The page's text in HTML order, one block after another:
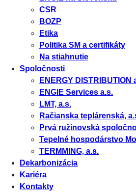
CSR
BOZP
Etika
Politika SM a certifikáty
Na stiahnutie
Spoločnosti
ENERGY DISTRIBUTION
ENGIE Services a.s.
LMT, a.s.
Račianska teplárenská,
Prvá ružinovská
Tepelné hospodárstvo
TERMMING, a.s.
Dekarbonizácia
Kariéra
Kontakty